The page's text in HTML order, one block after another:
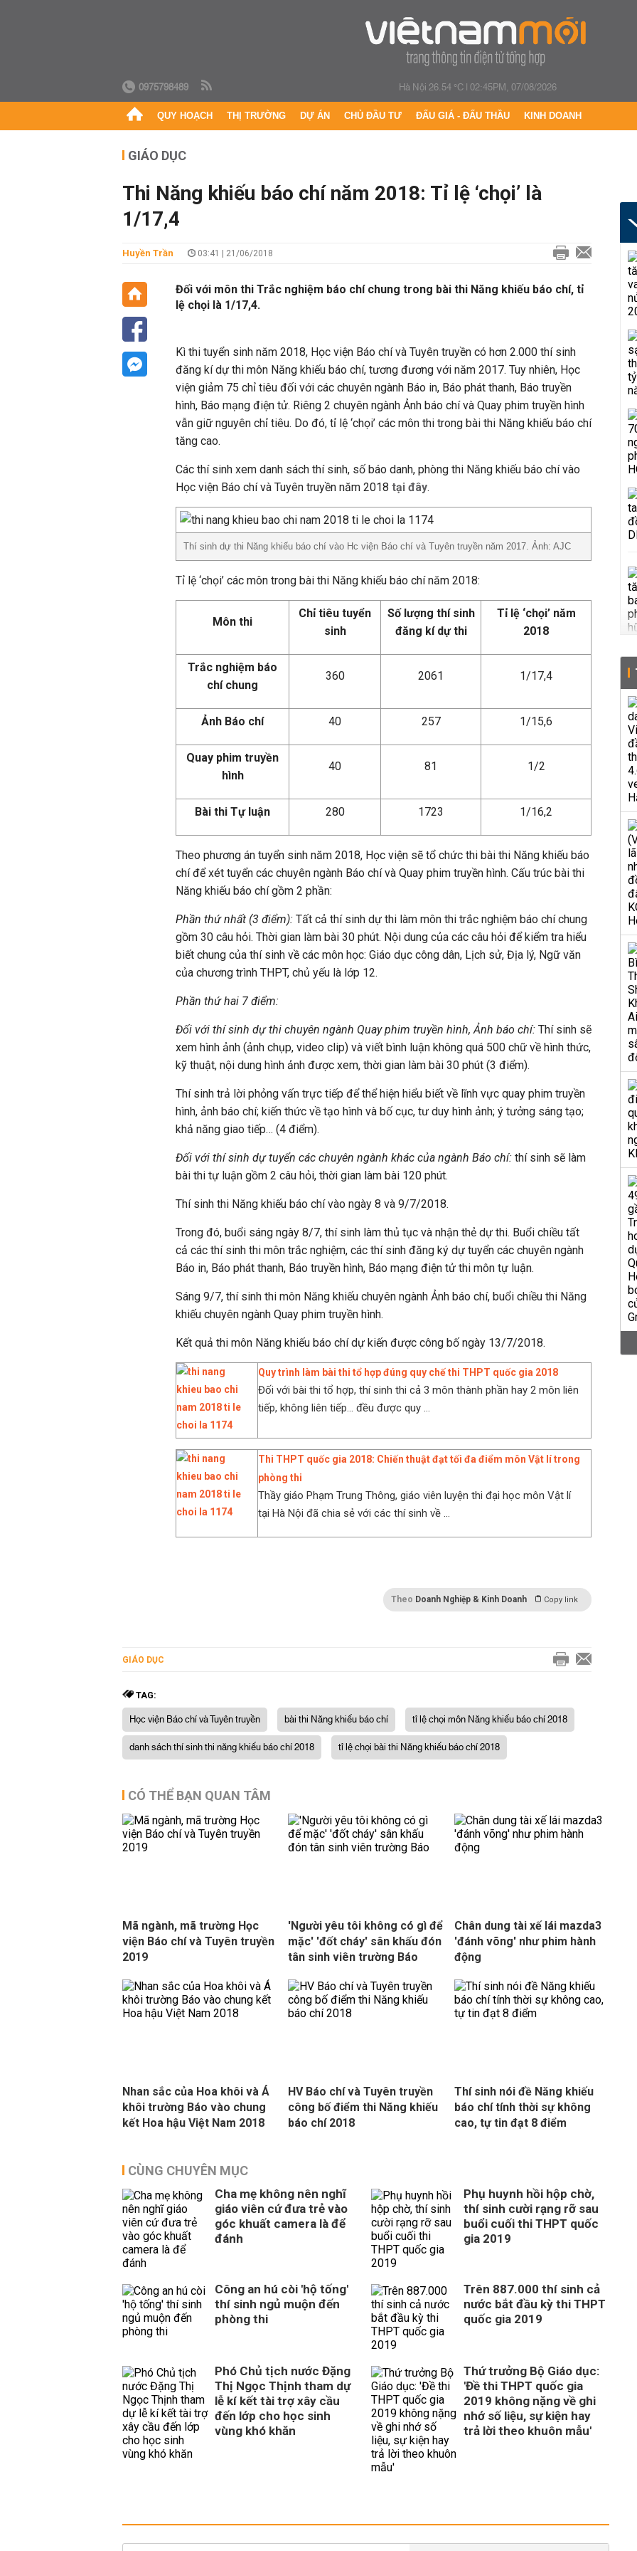
0975798489 Hà Nội 26.54 °C|02:45PM, 07/08/2026
QUY HOẠCH THỊ TRƯỜNG DỰ ÁN CHỦ ĐẦU TƯ ĐẤU GIÁ - ĐẤU THẦU KINH DOANH
GIÁO DỤC
Thi Năng khiếu báo chí năm 2018: Tỉ lệ ‘chọi’ là
1/17,4
Huyền Trần 03:41 | 21/06/2018
Đối với môn thi Trắc nghiệm báo chí chung trong bài thi Năng khiếu báo chí, tỉ
lệ chọi là 1/17,4.
Kì thi tuyển sinh năm 2018, Học viện Báo chí và Tuyên truyền có hơn 2.000 thí sinh
đăng kí dự thi môn Năng khiếu báo chí, tương đương với năm 2017. Tuy nhiên, Học
viện giảm 75 chỉ tiêu đối với các chuyên ngành Báo in, Báo phát thanh, Báo truyền
hình, Báo mạng điện tử. Riêng 2 chuyên ngành Ảnh báo chí và Quay phim truyền hình
vẫn giữ nguyên chỉ tiêu. Do đó, tỉ lệ ‘chọi’ các môn thi trong bài thi Năng khiếu báo chí
tăng cao.
Các thí sinh xem danh sách thí sinh, số báo danh, phòng thi Năng khiếu báo chí vào
Học viện Báo chí và Tuyên truyền năm 2018 tại đây.
Thí sinh dự thi Năng khiếu báo chí vào Hc viện Báo chí và Tuyên truyền năm 2017. Ảnh: AJC
Tỉ lệ ‘chọi’ các môn trong bài thi Năng khiếu báo chí năm 2018:
Môn thi
Chỉ tiêu tuyển
sinh
Số lượng thí sinh
đăng kí dự thi
Tỉ lệ ‘chọi’ năm
2018
Trắc nghiệm báo
chí chung
360 2061 1/17,4
Ảnh Báo chí 40 257 1/15,6
Quay phim truyền
hình
40 81 1/2
Bài thi Tự luận 280 1723 1/16,2
Theo phương án tuyển sinh năm 2018, Học viện sẽ tổ chức thi bài thi Năng khiếu báo
chí để xét tuyển các chuyên ngành Báo chí và Quay phim truyền hình. Cấu trúc bài thi
Năng khiếu báo chí gồm 2 phần:
Phần thứ nhất (3 điểm): Tất cả thí sinh dự thi làm môn thi trắc nghiệm báo chí chung
gồm 30 câu hỏi. Thời gian làm bài 30 phút. Nội dung của các câu hỏi để kiểm tra hiểu
biết chung của thí sinh về các môn học: Giáo dục công dân, Lịch sử, Địa lý, Ngữ văn
của chương trình THPT, chủ yếu là lớp 12.
Phần thứ hai 7 điểm:
Đối với thí sinh dự thi chuyên ngành Quay phim truyền hình, Ảnh báo chí: Thí sinh sẽ
xem hình ảnh (ảnh chụp, video clip) và viết bình luận không quá 500 chữ về hình thức,
kỹ thuật, nội dung hình ảnh được xem, thời gian làm bài 30 phút (3 điểm).
Thí sinh trả lời phỏng vấn trực tiếp để thể hiện hiểu biết về lĩnh vực quay phim truyền
hình, ảnh báo chí; kiến thức về tạo hình và bố cục, tư duy hình ảnh; ý tưởng sáng tạo;
khả năng giao tiếp… (4 điểm).
Đối với thí sinh dự tuyển các chuyên ngành khác của ngành Báo chí: thí sinh sẽ làm
bài thi tự luận gồm 2 câu hỏi, thời gian làm bài 120 phút.
Thí sinh thi Năng khiếu báo chí vào ngày 8 và 9/7/2018.
Trong đó, buổi sáng ngày 8/7, thí sinh làm thủ tục và nhận thẻ dự thi. Buổi chiều tất
cả các thí sinh thi môn trắc nghiệm, các thí sinh đăng ký dự tuyển các chuyên ngành
Báo in, Báo phát thanh, Báo truyền hình, Báo mạng điện tử thi môn tự luận.
Sáng 9/7, thí sinh thi môn Năng khiếu chuyên ngành Ảnh báo chí, buổi chiều thi Năng
khiếu chuyên ngành Quay phim truyền hình.
Kết quả thi môn Năng khiếu báo chí dự kiến được công bố ngày 13/7/2018.
Quy trình làm bài thi tổ hợp đúng quy chế thi THPT quốc gia 2018
Đối với bài thi tổ hợp, thí sinh thi cả 3 môn thành phần hay 2 môn liên
tiếp, không liên tiếp... đều được quy ...
Thi THPT quốc gia 2018: Chiến thuật đạt tối đa điểm môn Vật lí trong
phòng thi
Thầy giáo Phạm Trung Thông, giáo viên luyện thi đại học môn Vật lí
tại Hà Nội đã chia sẻ với các thí sinh về ...
Theo Doanh Nghiệp & Kinh Doanh Copy link
GIÁO DỤC
TAG:
Học viện Báo chí và Tuyên truyền bài thi Năng khiếu báo chí
tỉ lệ chọi môn Năng khiếu báo chí 2018
danh sách thí sinh thi năng khiếu báo chí 2018
tỉ lệ chọi bài thi Năng khiếu báo chí 2018
CÓ THỂ BẠN QUAN TÂM
Mã ngành, mã trường Học
viện Báo chí và Tuyên truyền
2019
'Người yêu tôi không có gì để
mặc' 'đốt cháy' sân khấu đón
tân sinh viên trường Báo
Chân dung tài xế lái mazda3
'đánh võng' như phim hành
động
Nhan sắc của Hoa khôi và Á
khôi trường Báo vào chung
kết Hoa hậu Việt Nam 2018
HV Báo chí và Tuyên truyền
công bố điểm thi Năng khiếu
báo chí 2018
Thí sinh nói đề Năng khiếu
báo chí tính thời sự không
cao, tự tin đạt 8 điểm
CÙNG CHUYÊN MỤC
Cha mẹ không nên nghĩ
giáo viên cứ đưa trẻ vào
góc khuất camera là để
đánh
Phụ huynh hồi hộp chờ,
thí sinh cười rạng rỡ sau
buổi cuối thi THPT quốc
gia 2019
Công an hú còi 'hộ tống'
thí sinh ngủ muộn đến
phòng thi
Trên 887.000 thí sinh cả
nước bắt đầu kỳ thi THPT
quốc gia 2019
Phó Chủ tịch nước Đặng
Thị Ngọc Thịnh tham dự
lễ kí kết tài trợ xây cầu
đến lớp cho học sinh
vùng khó khăn
Thứ trưởng Bộ Giáo dục:
'Đề thi THPT quốc gia
2019 không nặng về ghi
nhớ số liệu, sự kiện hay
trả lời theo khuôn mẫu'